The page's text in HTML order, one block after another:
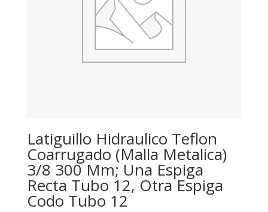
Latiguillo Hidraulico Teflon
Coarrugado (Malla Metalica)
3/8 300 Mm; Una Espiga
Recta Tubo 12, Otra Espiga
Codo Tubo 12